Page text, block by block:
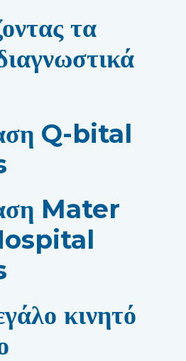
τα
Q-bital
Mater
κινητό